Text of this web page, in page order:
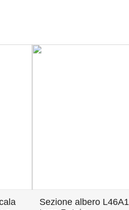
Sezione albero